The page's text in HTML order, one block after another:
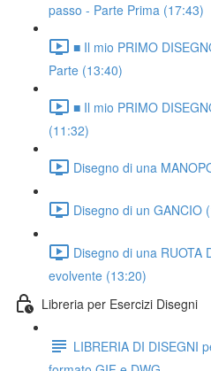
passo - Parte Prima (17:43)
■ Il mio PRIMO
Parte (13:40)
■ Il mio PRIMO
(11:32)
Disegno di una
Disegno di un GANCIO
Disegno di una RUOTA
evolvente (13:20)
Libreria per Esercizi Disegni
LIBRERIA DI DISEGNI